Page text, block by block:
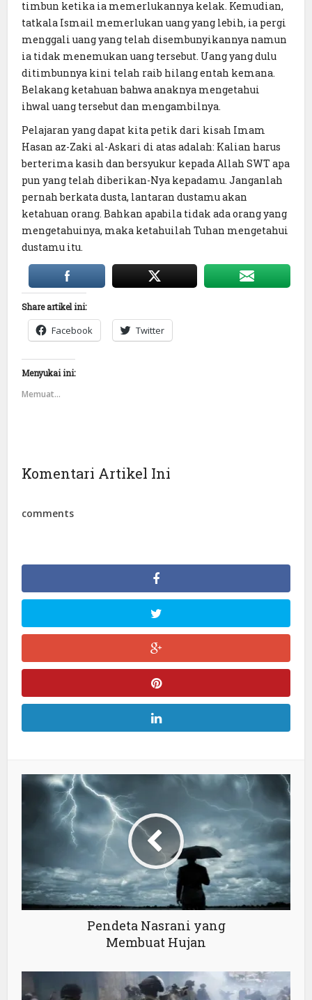
timbun ketika ia memerlukannya kelak. Kemudian,
tatkala Ismail memerlukan uang yang lebih, ia pergi
menggali uang yang telah disembunyikannya namun
ia tidak menemukan uang tersebut. Uang yang dulu
ditimbunnya kini telah raib hilang entah kemana.
Belakang ketahuan bahwa anaknya mengetahui
ihwal uang tersebut dan mengambilnya.
Pelajaran yang dapat kita petik dari kisah Imam
Hasan az-Zaki al-Askari di atas adalah: Kalian harus
berterima kasih dan bersyukur kepada Allah SWT apa
pun yang telah diberikan-Nya kepadamu. Janganlah
pernah berkata dusta, lantaran dustamu akan
ketahuan orang. Bahkan apabila tidak ada orang yang
mengetahuinya, maka ketahuilah Tuhan mengetahui
dustamu itu.
Share artikel ini:
Facebook Twitter
Menyukai ini:
Memuat...
Komentari Artikel Ini
comments
Pendeta Nasrani yang
Membuat Hujan